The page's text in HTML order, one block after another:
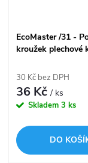
EcoMaster /31 -
kroužek plechové
30 Kč bez DPH
36 Kč/ ks
Skladem 3 ks
DO